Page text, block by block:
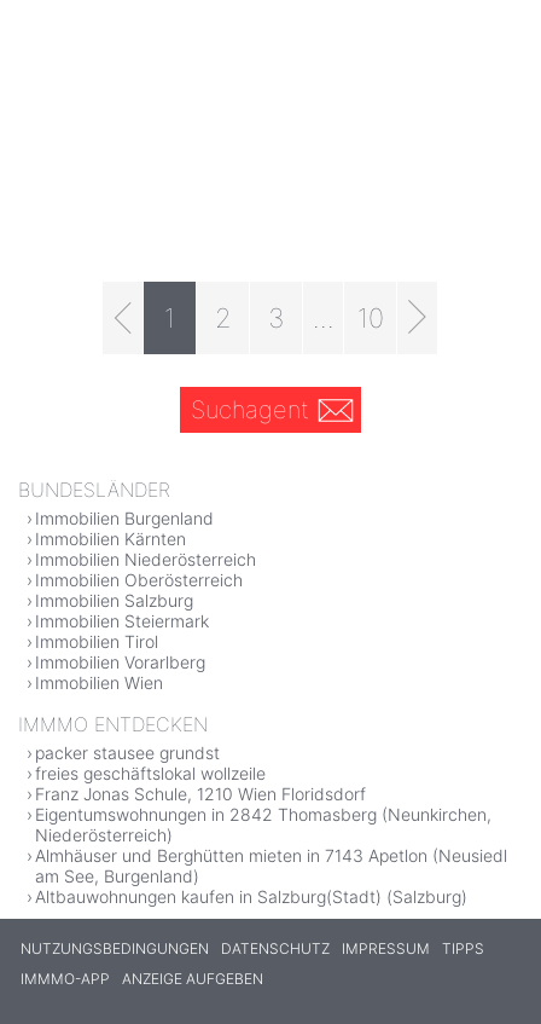
1 2 3 10
Suchagent
BUNDESLÄNDER
Immobilien Burgenland
Immobilien Kärnten
Immobilien Niederösterreich
Immobilien Oberösterreich
Immobilien Salzburg
Immobilien Steiermark
Immobilien Tirol
Immobilien Vorarlberg
Immobilien Wien
IMMMO ENTDECKEN
packer stausee grundst
freies geschäftslokal wollzeile
Franz Jonas Schule, 1210 Wien Floridsdorf
Eigentumswohnungen in 2842 Thomasberg (Neunkirchen,
Niederösterreich)
Almhäuser und Berghütten mieten in 7143 Apetlon (Neusiedl
am See, Burgenland)
Altbauwohnungen kaufen in Salzburg(Stadt) (Salzburg)
NUTZUNGSBEDINGUNGEN DATENSCHUTZ IMPRESSUM
TIPPS
IMMMO-APP
ANZEIGE AUFGEBEN